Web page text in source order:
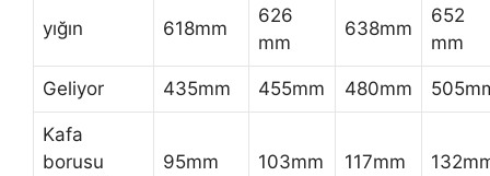
yığın 618mm
626
mm
638mm
652
mm
Geliyor 435mm 455mm 480mm
Kafa
borusu
95mm 103mm 117mm